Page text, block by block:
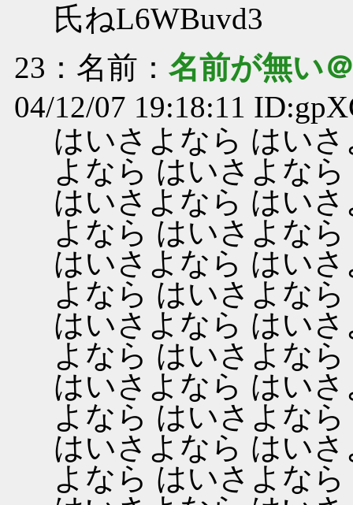
氏ねL6WBuvd3
23 ：名前： 名前が無い
04/12/07 19:18:11
はいさよなら はい
よなら はいさよな
はいさよなら はい
よなら はいさよなら
はいさよなら はい
よなら はいさよな
はいさよなら はい
よなら はいさよなら
はいさよなら はい
よなら はいさよな
はいさよなら はい
よなら はいさよなら